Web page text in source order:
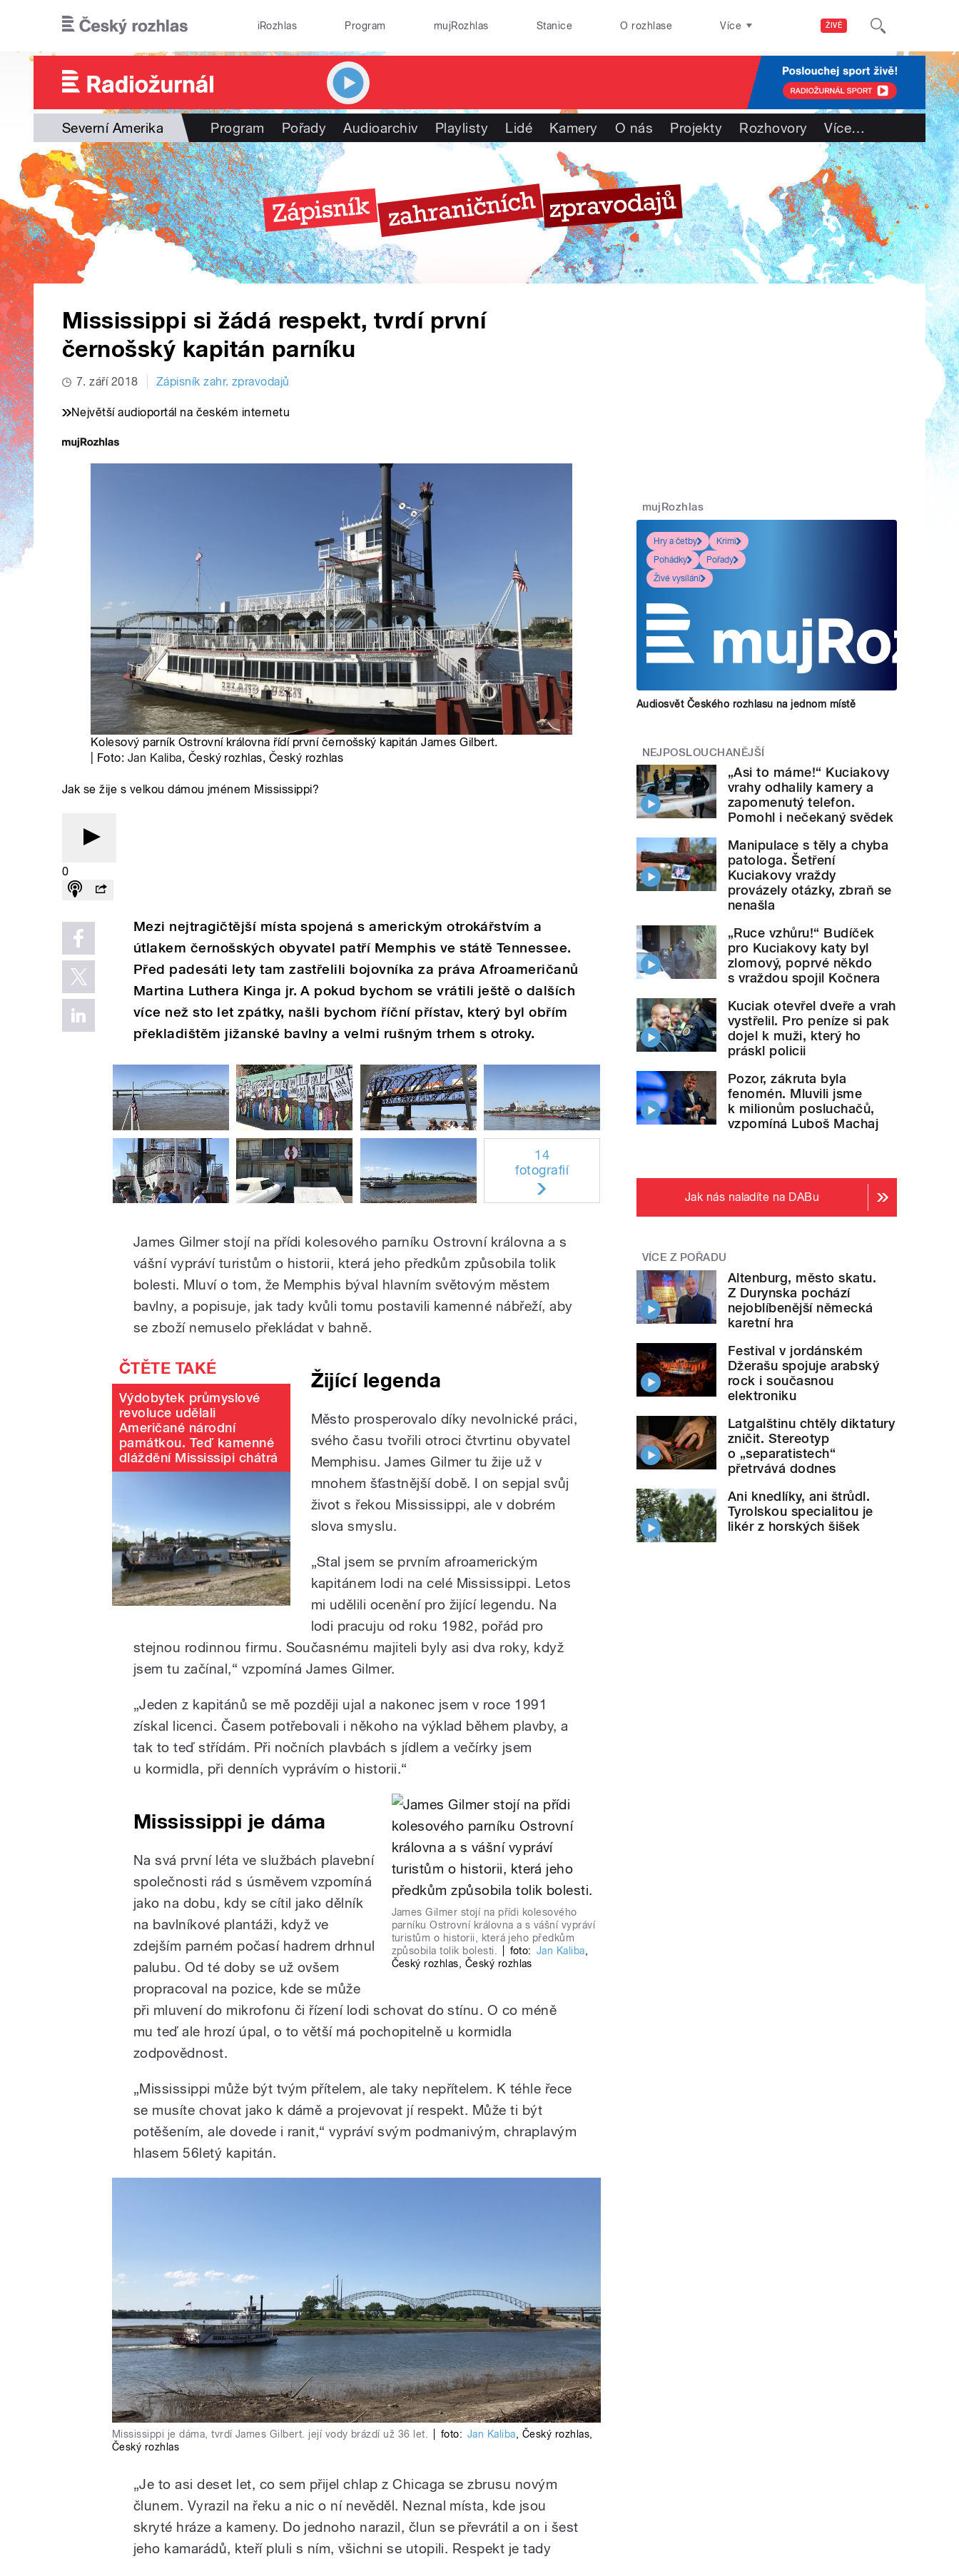
ŽIVĚ
iRozhlas Program mujRozhlas Stanice O rozhlase Více
Severní Amerika Program Pořady Audioarchiv Playlisty Lidé Kamery O nás Projekty Rozhovory Více…
Mississippi si žádá respekt, tvrdí první
černošský kapitán parníku
7. září 2018 Zápisník zahr. zpravodajů
Největší audioportál na českém internetu
Kolesový parník Ostrovní královna řídí první černošský kapitán James Gilbert.
| Foto: Jan Kaliba, Český rozhlas, Český rozhlas
Jak se žije s velkou dámou jménem Mississippi?
0
Mezi nejtragičtější místa spojená s americkým otrokářstvím a
útlakem černošských obyvatel patří Memphis ve státě Tennessee.
Před padesáti lety tam zastřelili bojovníka za práva Afroameričanů
Martina Luthera Kinga jr. A pokud bychom se vrátili ještě o dalších
více než sto let zpátky, našli bychom říční přístav, který byl obřím
překladištěm jižanské bavlny a velmi rušným trhem s otroky.
14
fotografií
James Gilmer stojí na přídi kolesového parníku Ostrovní královna a s
vášní vypráví turistům o historii, která jeho předkům způsobila tolik
bolesti. Mluví o tom, že Memphis býval hlavním světovým městem
bavlny, a popisuje, jak tady kvůli tomu postavili kamenné nábřeží, aby
se zboží nemuselo překládat v bahně.
Výdobytek průmyslové
revoluce udělali
Američané národní
památkou. Teď kamenné
dláždění Mississipi chátrá
Žijící legenda
Město prosperovalo díky nevolnické práci,
svého času tvořili otroci čtvrtinu obyvatel
Memphisu. James Gilmer tu žije už v
mnohem šťastnější době. I on sepjal svůj
život s řekou Mississippi, ale v dobrém
slova smyslu.
„Stal jsem se prvním afroamerickým
kapitánem lodi na celé Mississippi. Letos
mi udělili ocenění pro žijící legendu. Na
lodi pracuju od roku 1982, pořád pro
stejnou rodinnou firmu. Současnému majiteli byly asi dva roky, když
jsem tu začínal,“ vzpomíná James Gilmer.
„Jeden z kapitánů se mě později ujal a nakonec jsem v roce 1991
získal licenci. Časem potřebovali i někoho na výklad během plavby, a
tak to teď střídám. Při nočních plavbách s jídlem a večírky jsem
u kormidla, při denních vyprávím o historii.“
James Gilmer stojí na přídi kolesového
parníku Ostrovní královna a s vášní vypráví
turistům o historii, která jeho předkům
způsobila tolik bolesti.
foto: Jan Kaliba,
Český rozhlas, Český rozhlas
Mississippi je dáma
Na svá první léta ve službách plavební
společnosti rád s úsměvem vzpomíná
jako na dobu, kdy se cítil jako dělník
na bavlníkové plantáži, když ve
zdejším parném počasí hadrem drhnul
palubu. Od té doby se už ovšem
propracoval na pozice, kde se může
při mluvení do mikrofonu či řízení lodi schovat do stínu. O co méně
mu teď ale hrozí úpal, o to větší má pochopitelně u kormidla
zodpovědnost.
„Mississippi může být tvým přítelem, ale taky nepřítelem. K téhle řece
se musíte chovat jako k dámě a projevovat jí respekt. Může ti být
potěšením, ale dovede i ranit,“ vypráví svým podmanivým, chraplavým
hlasem 56letý kapitán.
Mississippi je dáma, tvrdí James Gilbert. její vody brázdí už 36 let. foto: Jan Kaliba, Český rozhlas,
Český rozhlas
„Je to asi deset let, co sem přijel chlap z Chicaga se zbrusu novým
člunem. Vyrazil na řeku a nic o ní nevěděl. Neznal místa, kde jsou
skryté hráze a kameny. Do jednoho narazil, člun se převrátil a on i šest
jeho kamarádů, kteří pluli s ním, všichni se utopili. Respekt je tady
mujRozhlas
Hry a četby
Krimi
Pohádky
Pořady
Živé vysílání
Audiosvět Českého rozhlasu na jednom místě
NEJPOSLOUCHANĚJŠÍ
„Asi to máme!“ Kuciakovy
vrahy odhalily kamery a
zapomenutý telefon.
Pomohl i nečekaný svědek
Manipulace s těly a chyba
patologa. Šetření
Kuciakovy vraždy
provázely otázky, zbraň se
nenašla
„Ruce vzhůru!“ Budíček
pro Kuciakovy katy byl
zlomový, poprvé někdo
s vraždou spojil Kočnera
Kuciak otevřel dveře a vrah
vystřelil. Pro peníze si pak
dojel k muži, který ho
práskl policii
Pozor, zákruta byla
fenomén. Mluvili jsme
k milionům posluchačů,
vzpomíná Luboš Machaj
Jak nás naladíte na DABu
VÍCE Z POŘADU
Altenburg, město skatu.
Z Durynska pochází
nejoblíbenější německá
karetní hra
Festival v jordánském
Džerašu spojuje arabský
rock i současnou
elektroniku
Latgalštinu chtěly diktatury
zničit. Stereotyp
o „separatistech“
přetrvává dodnes
Ani knedlíky, ani štrůdl.
Tyrolskou specialitou je
likér z horských šišek